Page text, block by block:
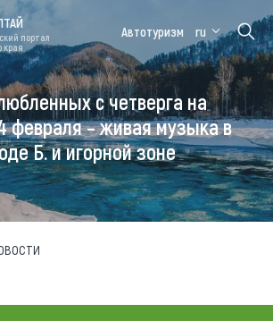
Цветение
маральника
Медицинский
форум
Алтайская
зимовка
портал
края
Автотуризм ru
с четверга на
февраля – живая музыка в
Б. и игорной зоне